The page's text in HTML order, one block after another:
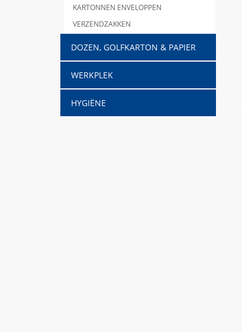
KARTONNEN ENVELOPPEN
VERZENDZAKKEN
DOZEN, GOLFKARTON & PAPIER
WERKPLEK
HYGIËNE